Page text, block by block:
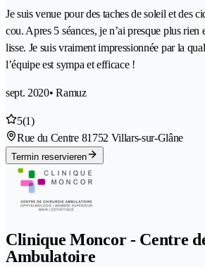
Je suis venue pour des taches de soleil et des
cou. Apres 5 séances, je n’ai presque plus rien
lisse. Je suis vraiment impressionnée par la
l’équipe est sympa et efficace !
sept. 2020• Ramuz
5(1)
Rue du Centre 81752 Villars-sur-Glâne
Termin reservieren
Clinique Moncor - Centre
Ambulatoire